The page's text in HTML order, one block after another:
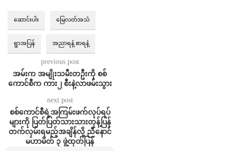
ဆောင်းပါး မြေလတ်အသံ
ရွာအပြန် အညာရနံ့ စာရနံ့
previous post
အမ်းက အမျိုးသမီးတဦးကို စစ်
ကောင်စီက ကား၂ စီးနဲ့လာဖမ်းသွား
next post
စစ်ကောင်စီရဲ့အကြမ်းဖက်လုပ်ရပ်
များကို ပြတ်ပြတ်သားသားတုန့်ပြန်
တက်လှမ်းရမည့်အချိန်လို့ ညီနောင်
မဟာမိတ် ၃ ဖွဲ့ထုတ်ပြန်